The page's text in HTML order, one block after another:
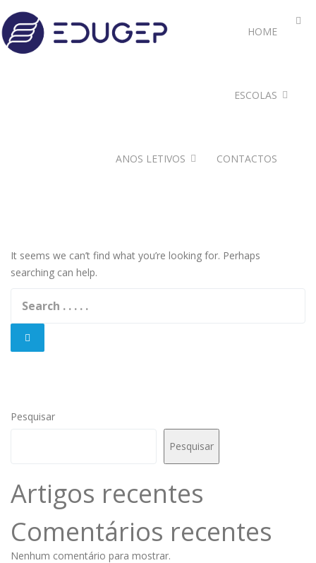
HOME
ESCOLAS
ANOS LETIVOS CONTACTOS
It seems we can’t find what you’re looking for. Perhaps
searching can help.
Pesquisar
Pesquisar
Artigos recentes
Comentários recentes
Nenhum comentário para mostrar.